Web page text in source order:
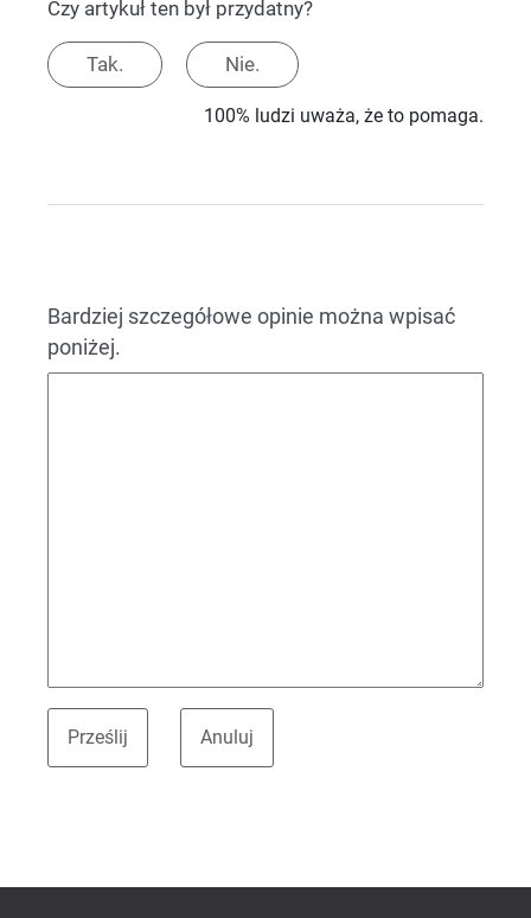
Czy artykuł ten był przydatny?
Tak. Nie.
100% ludzi uważa, że to pomaga.
Bardziej szczegółowe opinie można wpisać
poniżej.